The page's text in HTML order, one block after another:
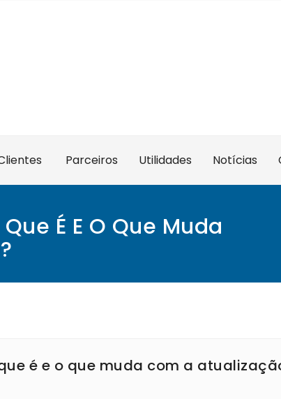
Parceiros Utilidades Notícias
É E O Que Muda
que é e o que muda com a